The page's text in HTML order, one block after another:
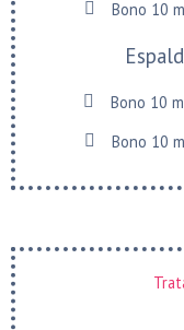
Bono 10
Bono 10
Bono 10